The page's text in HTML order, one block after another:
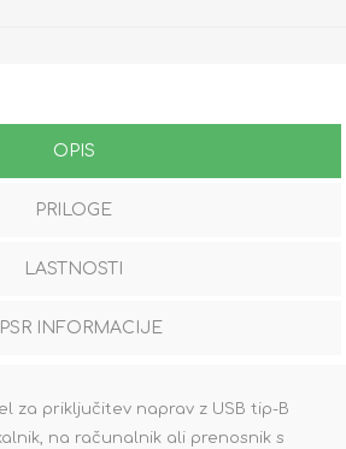
OPIS
PRILOGE
LASTNOSTI
INFORMACIJE
za priključitev naprav z USB tip-B
na računalnik ali prenosnik s